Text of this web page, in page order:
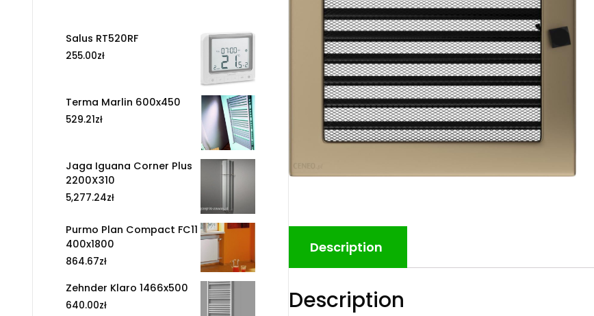
Description
Description
Salus RT520RF
255.00zł
Terma Marlin 600x450
529.21zł
Jaga Iguana Corner Plus
2200X310
5,277.24zł
Purmo Plan Compact FC11
400x1800
864.67zł
Zehnder Klaro 1466x500
640.00zł